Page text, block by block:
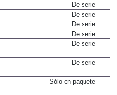
De serie
De serie
De serie
De serie
De serie
De serie
Sólo en paquete